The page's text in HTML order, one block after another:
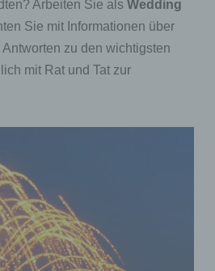
Arbeiten Sie als Wedding
Sie mit Informationen über
zu den wichtigsten
mit Rat und Tat zur